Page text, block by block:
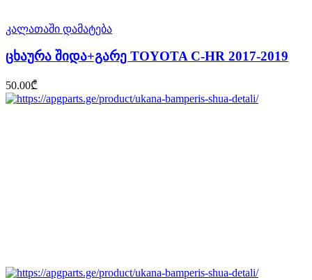
კალათაში დამატება
ცხაურა შიდა+გარე TOYOTA C-HR 2017-2019
50.00₾